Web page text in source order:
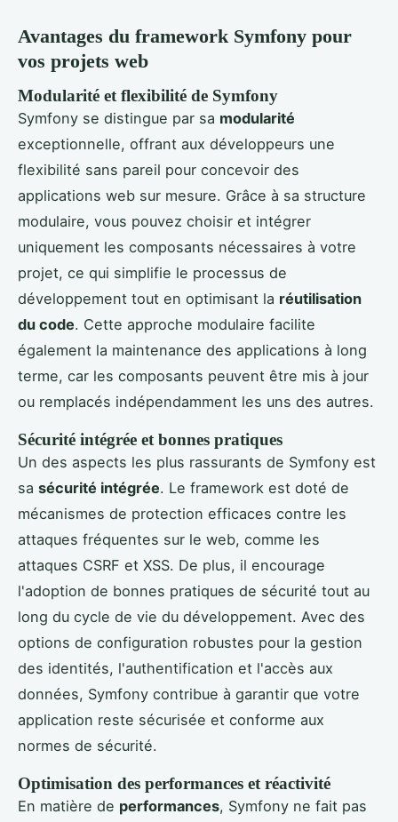
Avantages du framework Symfony pour
vos projets web
Modularité et flexibilité de Symfony
Symfony se distingue par sa modularité
exceptionnelle, offrant aux développeurs une
flexibilité sans pareil pour concevoir des
applications web sur mesure. Grâce à sa structure
modulaire, vous pouvez choisir et intégrer
uniquement les composants nécessaires à votre
projet, ce qui simplifie le processus de
développement tout en optimisant la réutilisation
du code. Cette approche modulaire facilite
également la maintenance des applications à long
terme, car les composants peuvent être mis à jour
ou remplacés indépendamment les uns des autres.
Sécurité intégrée et bonnes pratiques
Un des aspects les plus rassurants de Symfony est
sa sécurité intégrée. Le framework est doté de
mécanismes de protection efficaces contre les
attaques fréquentes sur le web, comme les
attaques CSRF et XSS. De plus, il encourage
l'adoption de bonnes pratiques de sécurité tout au
long du cycle de vie du développement. Avec des
options de configuration robustes pour la gestion
des identités, l'authentification et l'accès aux
données, Symfony contribue à garantir que votre
application reste sécurisée et conforme aux
normes de sécurité.
Optimisation des performances et réactivité
En matière de performances, Symfony ne fait pas